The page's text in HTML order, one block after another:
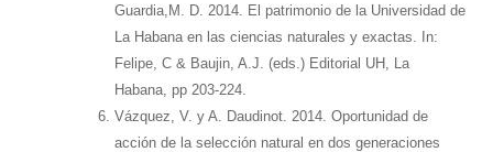
Guardia,M. D. 2014. El patrimonio de la Universidad de
La Habana en las ciencias naturales y exactas. In:
Felipe, C & Baujin, A.J. (eds.) Editorial UH, La
Habana, pp 203-224.
Vázquez, V. y A. Daudinot. 2014. Oportunidad de
acción de la selección natural en dos generaciones